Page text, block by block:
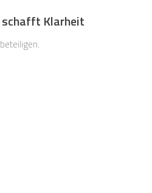
schafft Klarheit